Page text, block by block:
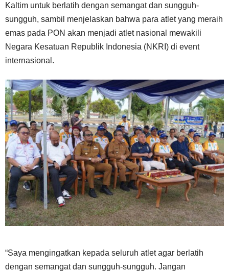
Kaltim untuk berlatih dengan semangat dan sungguh-
sungguh, sambil menjelaskan bahwa para atlet yang meraih
emas pada PON akan menjadi atlet nasional mewakili
Negara Kesatuan Republik Indonesia (NKRI) di event
internasional.
“Saya mengingatkan kepada seluruh atlet agar berlatih
dengan semangat dan sungguh-sungguh. Jangan